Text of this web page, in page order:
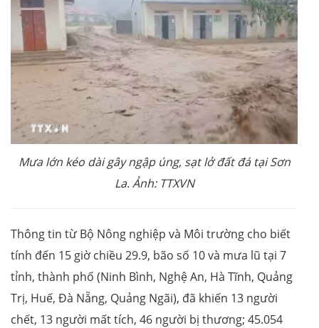
Mưa lớn kéo dài gây ngập úng, sạt lở đất đá tại Sơn
La. Ảnh: TTXVN
Thông tin từ Bộ Nông nghiệp và Môi trường cho biết
tính đến 15 giờ chiều 29.9, bão số 10 và mưa lũ tại 7
tỉnh, thành phố (Ninh Bình, Nghệ An, Hà Tĩnh, Quảng
Trị, Huế, Đà Nẵng, Quảng Ngãi), đã khiến 13 người
chết, 13 người mất tích, 46 người bị thương; 45.054